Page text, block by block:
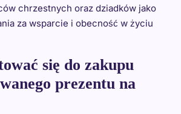
chrzestnych oraz dziadków jako
za wsparcie i obecność w życiu
się do zakupu
prezentu na